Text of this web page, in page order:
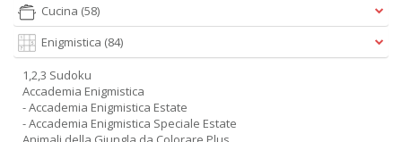
Cucina (58)
Enigmistica (84)
1,2,3 Sudoku
Accademia Enigmistica
- Accademia Enigmistica Estate
- Accademia Enigmistica Speciale Estate